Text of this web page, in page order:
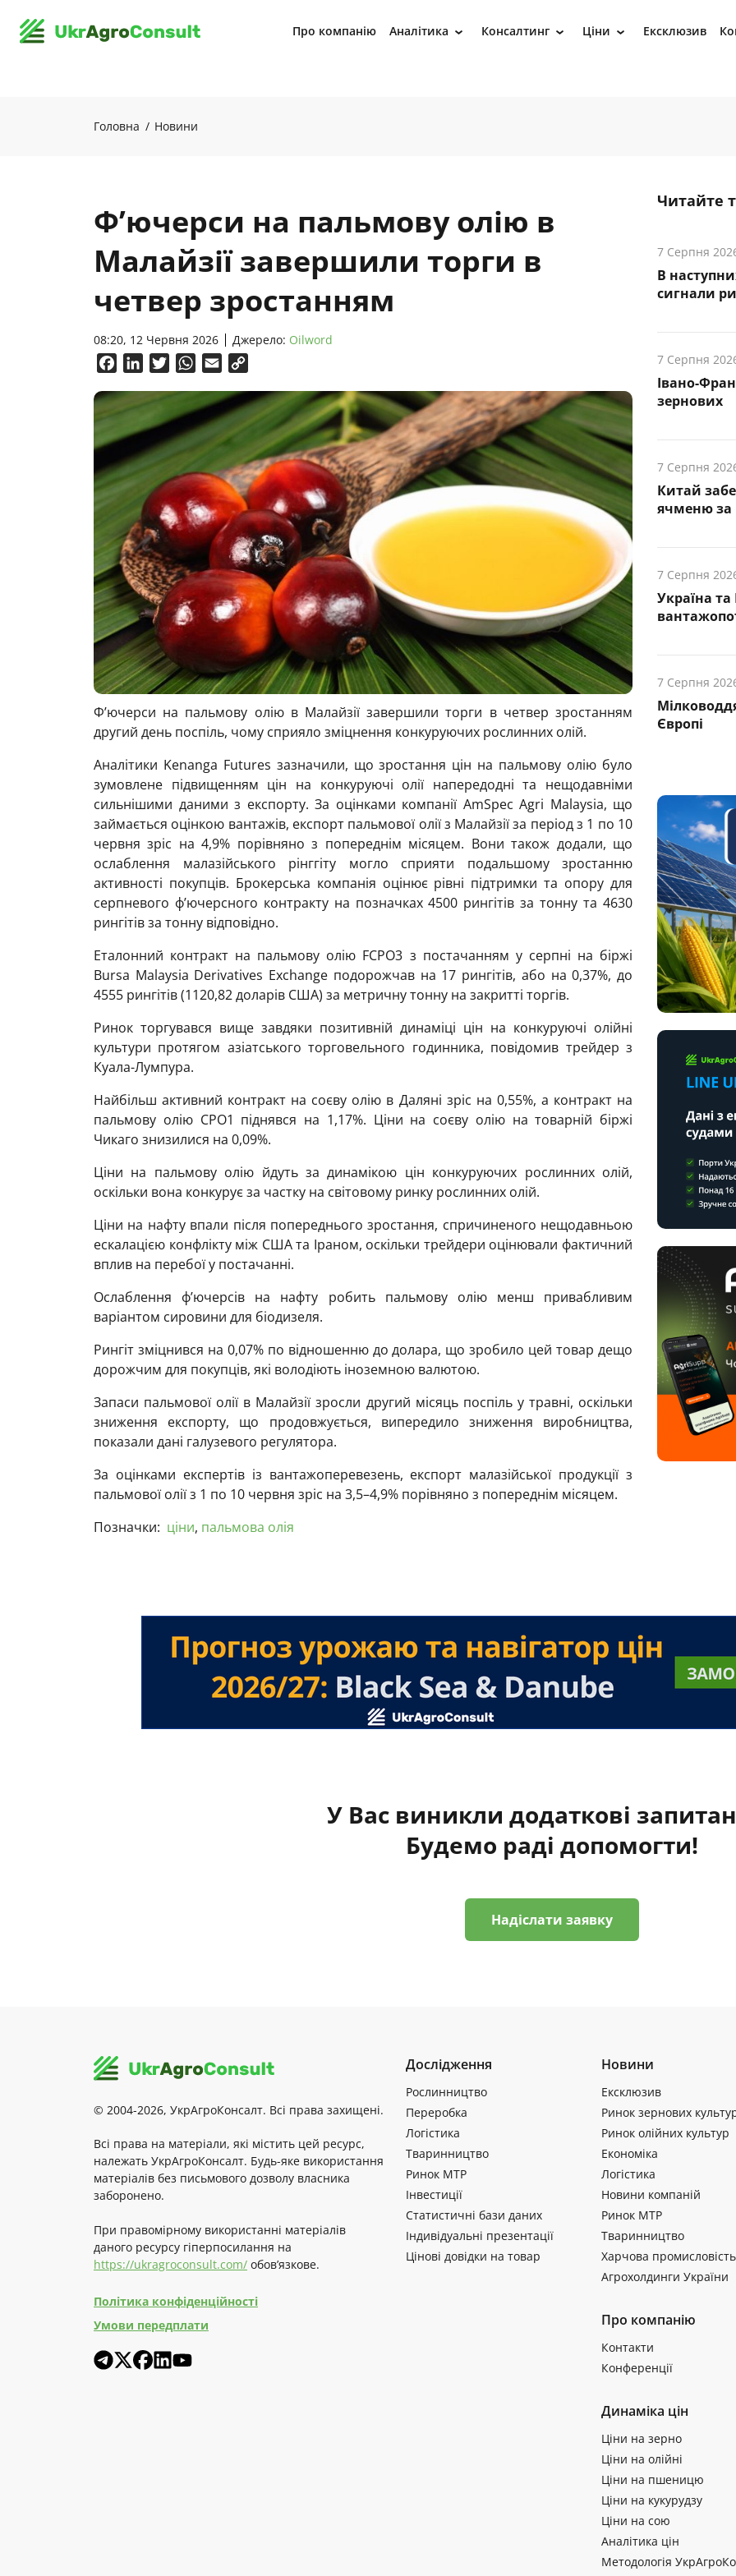
Про компанію Аналітика › Консалтинг › Ціни › Ексклюзив
Головна Новини
Ф’ючерси на пальмову олію в
Малайзії завершили торги в
четвер зростанням
08:20, 12 Червня 2026 Джерело: Oilword
FacebookLinkedInTwitterWhatsApp
Email
Ф’ючерси на пальмову олію в Малайзії завершили торги в четвер зростанням
другий день поспіль, чому сприяло зміцнення конкуруючих рослинних олій.
Аналітики Kenanga Futures зазначили, що зростання цін на пальмову олію було
зумовлене підвищенням цін на конкуруючі олії напередодні та нещодавніми
сильнішими даними з експорту. За оцінками компанії AmSpec Agri Malaysia, що
займається оцінкою вантажів, експорт пальмової олії з Малайзії за період з 1 по 10
червня зріс на 4,9% порівняно з попереднім місяцем. Вони також додали, що
ослаблення малазійського рінггіту могло сприяти подальшому зростанню
активності покупців. Брокерська компанія оцінює рівні підтримки та опору для
серпневого ф’ючерсного контракту на позначках 4500 рингітів за тонну та 4630
рингітів за тонну відповідно.
Еталонний контракт на пальмову олію FCPO3 з постачанням у серпні на біржі
Bursa Malaysia Derivatives Exchange подорожчав на 17 рингітів, або на 0,37%, до
4555 рингітів (1120,82 доларів США) за метричну тонну на закритті торгів.
Ринок торгувався вище завдяки позитивній динаміці цін на конкуруючі олійні
культури протягом азіатського торговельного годинника, повідомив трейдер з
Куала-Лумпура.
Найбільш активний контракт на соєву олію в Даляні зріс на 0,55%, а контракт на
пальмову олію CPO1 піднявся на 1,17%. Ціни на соєву олію на товарній біржі
Чикаго знизилися на 0,09%.
Ціни на пальмову олію йдуть за динамікою цін конкуруючих рослинних олій,
оскільки вона конкурує за частку на світовому ринку рослинних олій.
Ціни на нафту впали після попереднього зростання, спричиненого нещодавньою
ескалацією конфлікту між США та Іраном, оскільки трейдери оцінювали фактичний
вплив на перебої у постачанні.
Ослаблення ф’ючерсів на нафту робить пальмову олію менш привабливим
варіантом сировини для біодизеля.
Рингіт зміцнився на 0,07% по відношенню до долара, що зробило цей товар дещо
дорожчим для покупців, які володіють іноземною валютою.
Запаси пальмової олії в Малайзії зросли другий місяць поспіль у травні, оскільки
зниження експорту, що продовжується, випередило зниження виробництва,
показали дані галузевого регулятора.
За оцінками експертів із вантажоперевезень, експорт малазійської продукції з
пальмової олії з 1 по 10 червня зріс на 3,5–4,9% порівняно з попереднім місяцем.
Позначки: ціни, пальмова олія
Читайте
7 Серпня
В
cигнали
7 Серпня
Івано-
зернових
7 Серпня
Китай
ячменю за
7 Серпня
Україна
7 Серпня
Європі
У Вас виникли додаткові
Будемо раді допомогти!
Надіслати заявку
© 2004-2026, УкрАгроКонсалт. Всі права захищені.
Всі права на матеріали, які містить цей ресурс,
належать УкрАгроКонсалт. Будь-яке використання
матеріалів без письмового дозволу власника
заборонено.
При правомірному використанні матеріалів
даного ресурсу гіперпосилання на
https://ukragroconsult.com/ обов’язкове.
Політика конфіденційності
Умови передплати
Дослідження
Рослинництво
Переробка
Логістика
Тваринництво
Ринок МТР
Інвестиції
Статистичні бази даних
Індивідуальні презентації
Цінові довідки на товар
Новини
Ексклюзив
Ринок зернових
Ринок олійних культур
Економіка
Логістика
Новини компаній
Ринок МТР
Тваринництво
Харчова промисловість
Агрохолдинги України
Про компанію
Контакти
Конференції
Динаміка цін
Ціни на зерно
Ціни на олійні
Ціни на пшеницю
Ціни на кукурудзу
Ціни на сою
Аналітика цін
Методологія